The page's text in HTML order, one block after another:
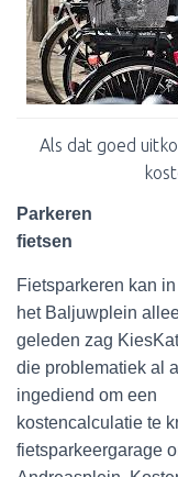
Als dat goed
Parkeren
fietsen
Fietsparkeren kan
het Baljuwplein
geleden zag
die problematiek al
ingediend om een
kostencalculatie te
fietsparkeergarage